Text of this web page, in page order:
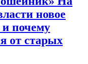
новое
почему
от старых